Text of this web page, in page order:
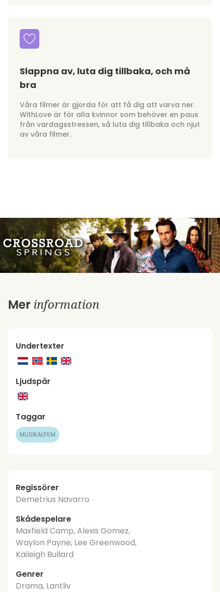
Slappna av, luta dig tillbaka, och må
bra
Våra filmer är gjorda för att få dig att varva ner.
WithLove är för alla kvinnor som behöver en paus
från vardagsstressen, så luta dig tillbaka och njut
av våra filmer.
Mer information
Undertexter
Ljudspår
Taggar
MUSIKALFILM
Regissörer
Demetrius Navarro
Skådespelare
Maxfield Camp, Alexis Gomez,
Waylon Payne, Lee Greenwood,
Kaileigh Bullard
Genrer
Drama, Lantliv